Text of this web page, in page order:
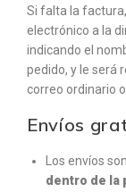
Si falta la
electrónico a la
indicando el
pedido, y le será
correo ordinario
Envíos
Los envíos
dentro de la